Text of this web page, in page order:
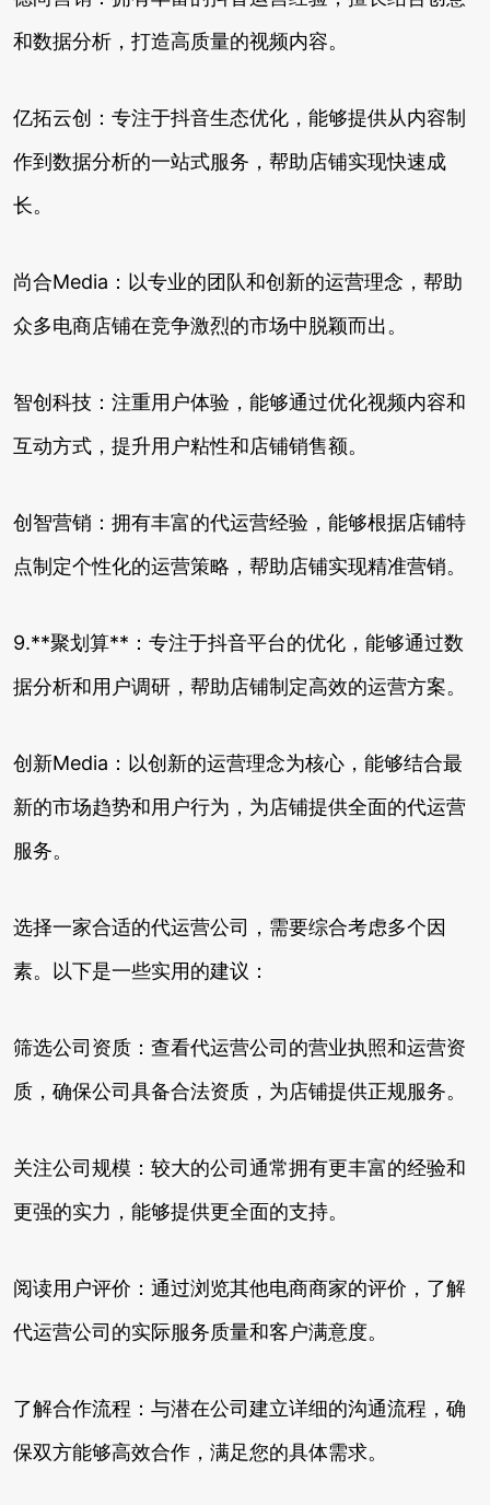
和数据分析，打造高质量的视频内容。
亿拓云创：专注于抖音生态优化，能够提供从内容制
作到数据分析的一站式服务，帮助店铺实现快速成
长。
尚合Media：以专业的团队和创新的运营理念，帮助
众多电商店铺在竞争激烈的市场中脱颖而出。
智创科技：注重用户体验，能够通过优化视频内容和
互动方式，提升用户粘性和店铺销售额。
创智营销：拥有丰富的代运营经验，能够根据店铺特
点制定个性化的运营策略，帮助店铺实现精准营销。
9.**聚划算**：专注于抖音平台的优化，能够通过数
据分析和用户调研，帮助店铺制定高效的运营方案。
创新Media：以创新的运营理念为核心，能够结合最
新的市场趋势和用户行为，为店铺提供全面的代运营
服务。
选择一家合适的代运营公司，需要综合考虑多个因
素。以下是一些实用的建议：
筛选公司资质：查看代运营公司的营业执照和运营资
质，确保公司具备合法资质，为店铺提供正规服务。
关注公司规模：较大的公司通常拥有更丰富的经验和
更强的实力，能够提供更全面的支持。
阅读用户评价：通过浏览其他电商商家的评价，了解
代运营公司的实际服务质量和客户满意度。
了解合作流程：与潜在公司建立详细的沟通流程，确
保双方能够高效合作，满足您的具体需求。